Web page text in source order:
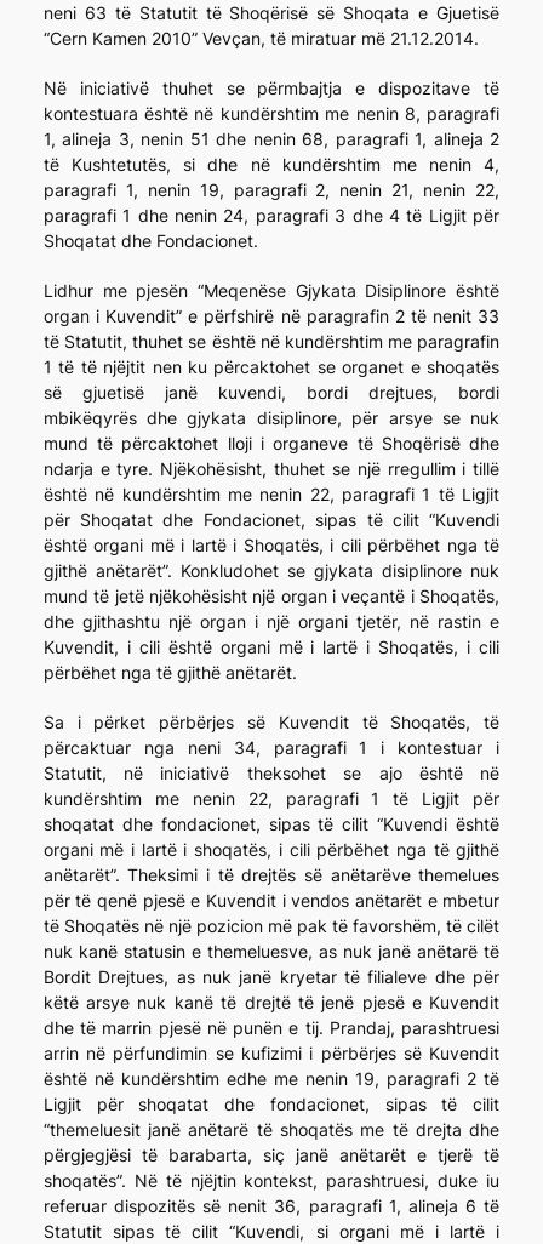
neni 63 të Statutit të Shoqërisë së Shoqata e Gjuetisë
“Cern Kamen 2010” Vevçan, të miratuar më 21.12.2014.
Në iniciativë thuhet se përmbajtja e dispozitave të
kontestuara është në kundërshtim me nenin 8, paragrafi
1, alineja 3, nenin 51 dhe nenin 68, paragrafi 1, alineja 2
të Kushtetutës, si dhe në kundërshtim me nenin 4,
paragrafi 1, nenin 19, paragrafi 2, nenin 21, nenin 22,
paragrafi 1 dhe nenin 24, paragrafi 3 dhe 4 të Ligjit për
Shoqatat dhe Fondacionet.
Lidhur me pjesën “Meqenëse Gjykata Disiplinore është
organ i Kuvendit” e përfshirë në paragrafin 2 të nenit 33
të Statutit, thuhet se është në kundërshtim me paragrafin
1 të të njëjtit nen ku përcaktohet se organet e shoqatës
së gjuetisë janë kuvendi, bordi drejtues, bordi
mbikëqyrës dhe gjykata disiplinore, për arsye se nuk
mund të përcaktohet lloji i organeve të Shoqërisë dhe
ndarja e tyre. Njëkohësisht, thuhet se një rregullim i tillë
është në kundërshtim me nenin 22, paragrafi 1 të Ligjit
për Shoqatat dhe Fondacionet, sipas të cilit “Kuvendi
është organi më i lartë i Shoqatës, i cili përbëhet nga të
gjithë anëtarët”. Konkludohet se gjykata disiplinore nuk
mund të jetë njëkohësisht një organ i veçantë i Shoqatës,
dhe gjithashtu një organ i një organi tjetër, në rastin e
Kuvendit, i cili është organi më i lartë i Shoqatës, i cili
përbëhet nga të gjithë anëtarët.
Sa i përket përbërjes së Kuvendit të Shoqatës, të
përcaktuar nga neni 34, paragrafi 1 i kontestuar i
Statutit, në iniciativë theksohet se ajo është në
kundërshtim me nenin 22, paragrafi 1 të Ligjit për
shoqatat dhe fondacionet, sipas të cilit “Kuvendi është
organi më i lartë i shoqatës, i cili përbëhet nga të gjithë
anëtarët”. Theksimi i të drejtës së anëtarëve themelues
për të qenë pjesë e Kuvendit i vendos anëtarët e mbetur
të Shoqatës në një pozicion më pak të favorshëm, të cilët
nuk kanë statusin e themeluesve, as nuk janë anëtarë të
Bordit Drejtues, as nuk janë kryetar të filialeve dhe për
këtë arsye nuk kanë të drejtë të jenë pjesë e Kuvendit
dhe të marrin pjesë në punën e tij. Prandaj, parashtruesi
arrin në përfundimin se kufizimi i përbërjes së Kuvendit
është në kundërshtim edhe me nenin 19, paragrafi 2 të
Ligjit për shoqatat dhe fondacionet, sipas të cilit
“themeluesit janë anëtarë të shoqatës me të drejta dhe
përgjegjësi të barabarta, siç janë anëtarët e tjerë të
shoqatës”. Në të njëjtin kontekst, parashtruesi, duke iu
referuar dispozitës së nenit 36, paragrafi 1, alineja 6 të
Statutit sipas të cilit “Kuvendi, si organi më i lartë i